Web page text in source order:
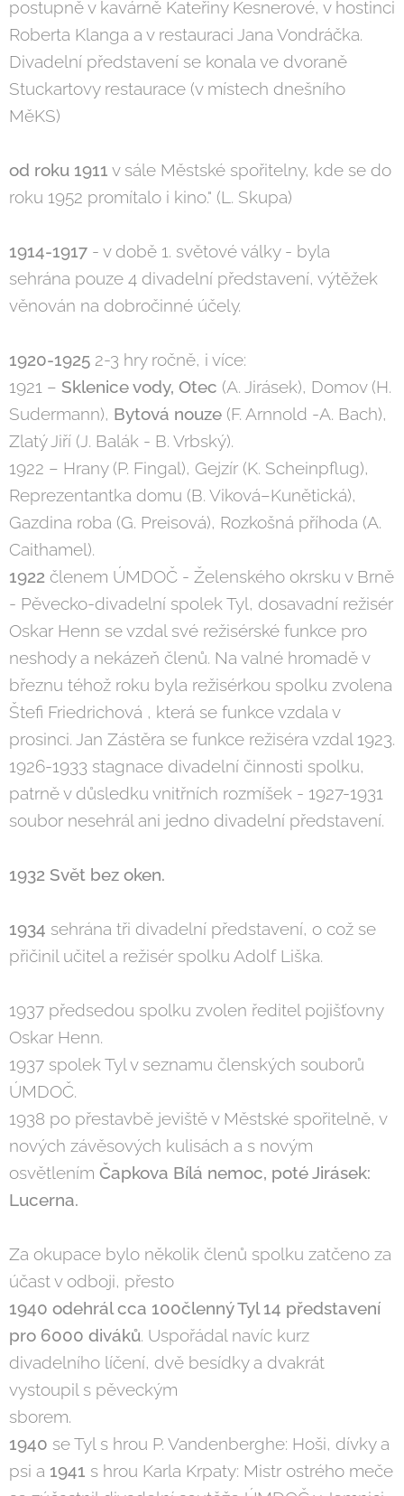
postupně v kavárně Kateřiny Kesnerové, v hostinci
Roberta Klanga a v restauraci Jana Vondráčka.
Divadelní představení se konala ve dvoraně
Stuckartovy restaurace (v místech dnešního
MěKS)
od roku 1911 v sále Městské spořitelny, kde se do
roku 1952 promítalo i kino." (L. Skupa)
1914-1917 - v době 1. světové války - byla
sehrána pouze 4 divadelní představení, výtěžek
věnován na dobročinné účely.
1920-1925 2-3 hry ročně, i více:
1921 – Sklenice vody, Otec (A. Jirásek), Domov (H.
Sudermann), Bytová nouze (F. Arnnold -A. Bach),
Zlatý Jiří (J. Balák - B. Vrbský).
1922 – Hrany (P. Fingal), Gejzír (K. Scheinpflug),
Reprezentantka domu (B. Viková–Kunětická),
Gazdina roba (G. Preisová), Rozkošná příhoda (A.
Caithamel).
1922 členem ÚMDOČ - Želenského okrsku v Brně
- Pěvecko-divadelní spolek Tyl, dosavadní režisér
Oskar Henn se vzdal své režisérské funkce pro
neshody a nekázeň členů. Na valné hromadě v
březnu téhož roku byla režisérkou spolku zvolena
Štefi Friedrichová , která se funkce vzdala v
prosinci. Jan Zástěra se funkce režiséra vzdal 1923.
1926-1933 stagnace divadelní činnosti spolku,
patrně v důsledku vnitřních rozmíšek - 1927-1931
soubor nesehrál ani jedno divadelní představení.
1932 Svět bez oken.
1934 sehrána tři divadelní představení, o což se
přičinil učitel a režisér spolku Adolf Liška.
1937 předsedou spolku zvolen ředitel pojišťovny
Oskar Henn.
1937 spolek Tyl v seznamu členských souborů
ÚMDOČ.
1938 po přestavbě jeviště v Městské spořitelně, v
nových závěsových kulisách a s novým
osvětlením Čapkova Bílá nemoc, poté Jirásek:
Lucerna.
Za okupace bylo několik členů spolku zatčeno za
účast v odboji, přesto
1940 odehrál cca 100členný Tyl 14 představení
pro 6000 diváků. Uspořádal navíc kurz
divadelního líčení, dvě besídky a dvakrát
vystoupil s pěveckým
sborem.
1940 se Tyl s hrou P. Vandenberghe: Hoši, dívky a
psi a 1941 s hrou Karla Krpaty: Mistr ostrého meče